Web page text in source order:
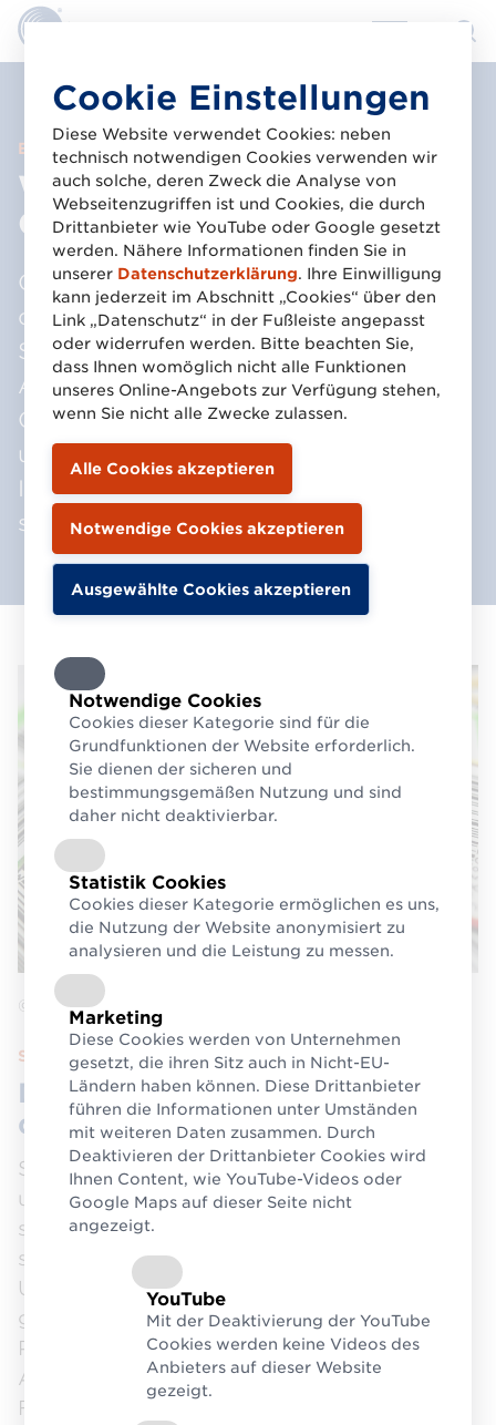
Inhalt
Branchen
Warum die GTIN im
Onlinehandel wichtig ist
Google Shopping verlangt die Angabe
der GTIN, Amazon-Verkäufer müssen
Standards verwenden, und auch
Alibaba und eBay setzen auf die GTIN.
GS1 Kunden haben es leichter, denn
unsere Standards sorgen dafür, dass
Ihre Produkte online gut positioniert
sind und einfach gefunden werden.
Sie möchten Ihre Produkte online verkaufen?
Die GTIN/EAN als Schlüssel für
den Onlinehandel
Sie möchten Ihre Produkte ganz
unkompliziert Online verkaufen? Sie haben
sich gerade mit einer Ihrer Ideen
selbstständig gemacht, vielleicht ein Start-
Up im Food- oder Fashion-Bereich
gegründet? Und nun wollen Sie Ihre
Produkte am liebsten weltweit über
Amazon und Co. vertreiben? Die einzige
Frage, die für Sie noch offen ist: Wo und
© Adobe Stock
Cookie Einstellungen
Diese Website verwendet Cookies: neben
technisch notwendigen Cookies verwenden wir
auch solche, deren Zweck die Analyse von
Webseitenzugriffen ist und Cookies, die durch
Drittanbieter wie YouTube oder Google gesetzt
werden. Nähere Informationen finden Sie in
unserer Datenschutzerklärung. Ihre Einwilligung
kann jederzeit im Abschnitt „Cookies“ über den
Link „Datenschutz“ in der Fußleiste angepasst
oder widerrufen werden. Bitte beachten Sie,
dass Ihnen womöglich nicht alle Funktionen
unseres Online-Angebots zur Verfügung stehen,
wenn Sie nicht alle Zwecke zulassen.
Notwendige Cookies
Cookies dieser Kategorie sind für die
Grundfunktionen der Website erforderlich.
Sie dienen der sicheren und
bestimmungsgemäßen Nutzung und sind
daher nicht deaktivierbar.
Statistik Cookies
Cookies dieser Kategorie ermöglichen es uns,
die Nutzung der Website anonymisiert zu
analysieren und die Leistung zu messen.
Marketing
Diese Cookies werden von Unternehmen
gesetzt, die ihren Sitz auch in Nicht-EU-
Ländern haben können. Diese Drittanbieter
führen die Informationen unter Umständen
mit weiteren Daten zusammen. Durch
Deaktivieren der Drittanbieter Cookies wird
Ihnen Content, wie YouTube-Videos oder
Google Maps auf dieser Seite nicht
angezeigt.
YouTube
Mit der Deaktivierung der YouTube
Cookies werden keine Videos des
Anbieters auf dieser Website
gezeigt.